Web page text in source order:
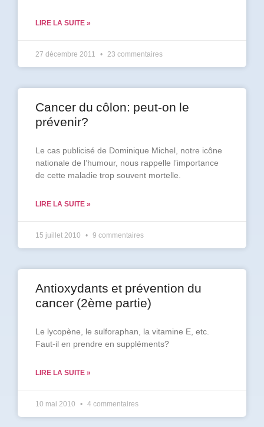
LIRE LA SUITE »
27 décembre 2011 23 commentaires
Cancer du côlon: peut-on le
prévenir?
Le cas publicisé de Dominique Michel, notre icône
nationale de l’humour, nous rappelle l’importance
de cette maladie trop souvent mortelle.
LIRE LA SUITE »
15 juillet 2010 9 commentaires
Antioxydants et prévention du
cancer (2ème partie)
Le lycopène, le sulforaphan, la vitamine E, etc.
Faut-il en prendre en suppléments?
LIRE LA SUITE »
10 mai 2010 4 commentaires
Courriel
*
pourrez
désabonner
temps
m'abonne